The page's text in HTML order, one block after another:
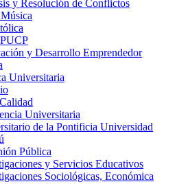
y Resolución de Conflictos
y Desarrollo Emprendedor
Universitaria
Universitaria
de la Pontificia Universidad
Pública
y Servicios Educativos
Sociológicas, Económica